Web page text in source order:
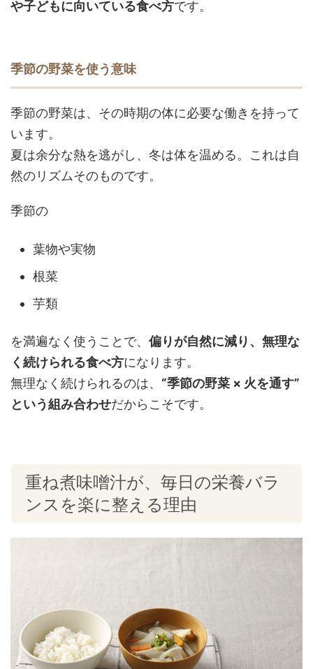
や子どもに向いている食べ方です。
季節の野菜を使う意味
季節の野菜は、その時期の体に必要な働きを持って
います。
夏は余分な熱を逃がし、冬は体を温める。これは自
然のリズムそのものです。
季節の
葉物や実物
根菜
芋類
を満遍なく使うことで、 偏りが自然に減り、無理な
く続けられる食べ方になります。
無理なく続けられるのは、 “季節の野菜 × 火を通す”
という組み合わせだからこそです。
重ね煮味噌汁が、毎日の栄養バラ
ンスを楽に整える理由